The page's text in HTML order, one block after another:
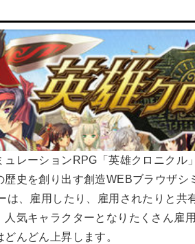
レーションRPG「英雄クロニクル
史を創り出す創造WEBブラウザシ
は、雇用したり、雇用されたりと共
気キャラクターとなりたくさん雇
んどん上昇します。